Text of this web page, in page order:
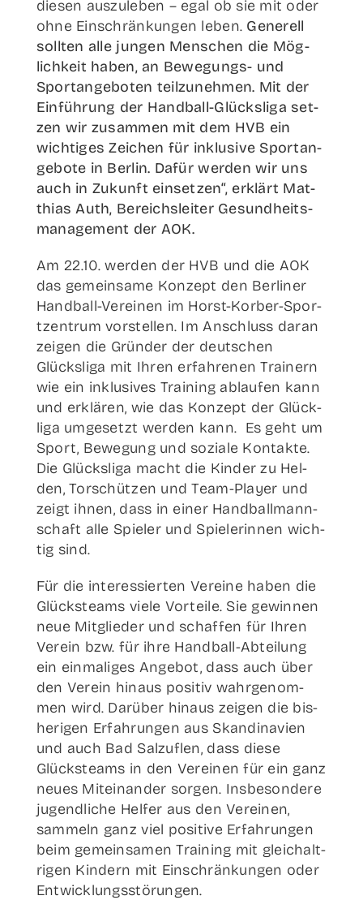
die­sen aus­zu­le­ben – egal ob sie mit oder
ohne Ein­schrän­kun­gen leben. Gene­rell
soll­ten alle jun­gen Men­schen die Mög­
lich­keit haben, an Bewe­­gungs- und
Sport­an­ge­bo­ten teil­zu­neh­men. Mit der
Ein­füh­rung der Han­d­­ball-Glücks­­li­­ga set­
zen wir zusam­men mit dem HVB ein
wich­ti­ges Zei­chen für inklu­si­ve Sport­an­
ge­bo­te in Ber­lin. Dafür wer­den wir uns
auch in Zukunft ein­set­zen“, erklärt Mat­
thi­as Auth, Bereichs­lei­ter Gesund­heits­
ma­nage­ment der AOK.
Am 22.10. wer­den der HVB und die AOK
das gemein­sa­me Kon­zept den Ber­li­ner
Han­d­­ball-Ver­­ei­­nen im Horst-Kor­b­er-Spor­
t­­zen­­trum vor­stel­len. Im Anschluss dar­an
zei­gen die Grün­der der deut­schen
Glücks­li­ga mit Ihren erfah­re­nen Trai­nern
wie ein inklu­si­ves Trai­ning ablau­fen kann
und erklä­ren, wie das Kon­zept der Glück­
li­ga umge­setzt wer­den kann. Es geht um
Sport, Bewe­gung und sozia­le Kon­tak­te.
Die Glücks­li­ga macht die Kin­der zu Hel­
den, Tor­schüt­zen und Team-Play­er und
zeigt ihnen, dass in einer Hand­ball­mann­
schaft alle Spie­ler und Spie­le­rin­nen wich­
tig sind.
Für die inter­es­sier­ten Ver­ei­ne haben die
Glücks­teams vie­le Vor­tei­le. Sie gewin­nen
neue Mit­glie­der und schaf­fen für Ihren
Ver­ein bzw. für ihre Han­d­­ball-Abtei­­lung
ein ein­ma­li­ges Ange­bot, dass auch über
den Ver­ein hin­aus posi­tiv wahr­ge­nom­
men wird. Dar­über hin­aus zei­gen die bis­
he­ri­gen Erfah­run­gen aus Skan­di­na­vi­en
und auch Bad Sal­zu­flen, dass die­se
Glücks­teams in den Ver­ei­nen für ein ganz
neu­es Mit­ein­an­der sor­gen. Ins­be­son­de­re
jugend­li­che Hel­fer aus den Ver­ei­nen,
sam­meln ganz viel posi­ti­ve Erfah­run­gen
beim gemein­sa­men Trai­ning mit gleich­alt­
ri­gen Kin­dern mit Ein­schrän­kun­gen oder
Entwicklungsstörungen.